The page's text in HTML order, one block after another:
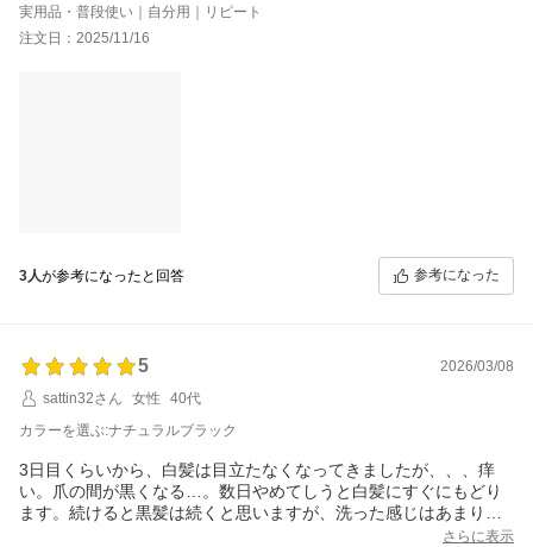
しいです
実用品・普段使い｜自分用｜リピート
注文日：2025/11/16
3人が参考になったと回答 参考になった
5
2026/03/08
sattin32さん
女性
40代
カラーを選ぶ:ナチュラルブラック
3日目くらいから、白髪は目立たなくなってきましたが、、、痒
い。爪の間が黒くなる…。数日やめてしうと白髪にすぐにもどり
ます。続けると黒髪は続くと思いますが、洗った感じはあまりし
さらに表示